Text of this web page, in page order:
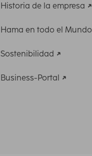
Historia de la empresa
Hama en todo el Mundo
Sostenibilidad
Business-Portal